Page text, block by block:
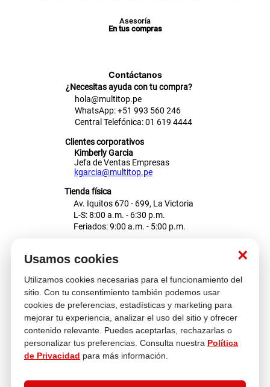
×
Usamos cookies
Utilizamos cookies necesarias para el funcionamiento del
sitio. Con tu consentimiento también podemos usar
cookies de preferencias, estadísticas y marketing para
mejorar tu experiencia, analizar el uso del sitio y ofrecer
contenido relevante. Puedes aceptarlas, rechazarlas o
personalizar tus preferencias. Consulta nuestra Política
de Privacidad para más información.
Asesoría
En tus compras
Contáctanos
¿Necesitas ayuda con tu compra?
hola@multitop.pe
WhatsApp: +51 993 560 246
Central Telefónica: 01 619 4444
Clientes corporativos
Kimberly Garcia
Jefa de Ventas Empresas
kgarcia@multitop.pe
Tienda física
Av. Iquitos 670 - 699, La Victoria
L-S: 8:00 a.m. - 6:30 p.m.
Feriados: 9:00 a.m. - 5:00 p.m.
Atención al cliente
Descubre más